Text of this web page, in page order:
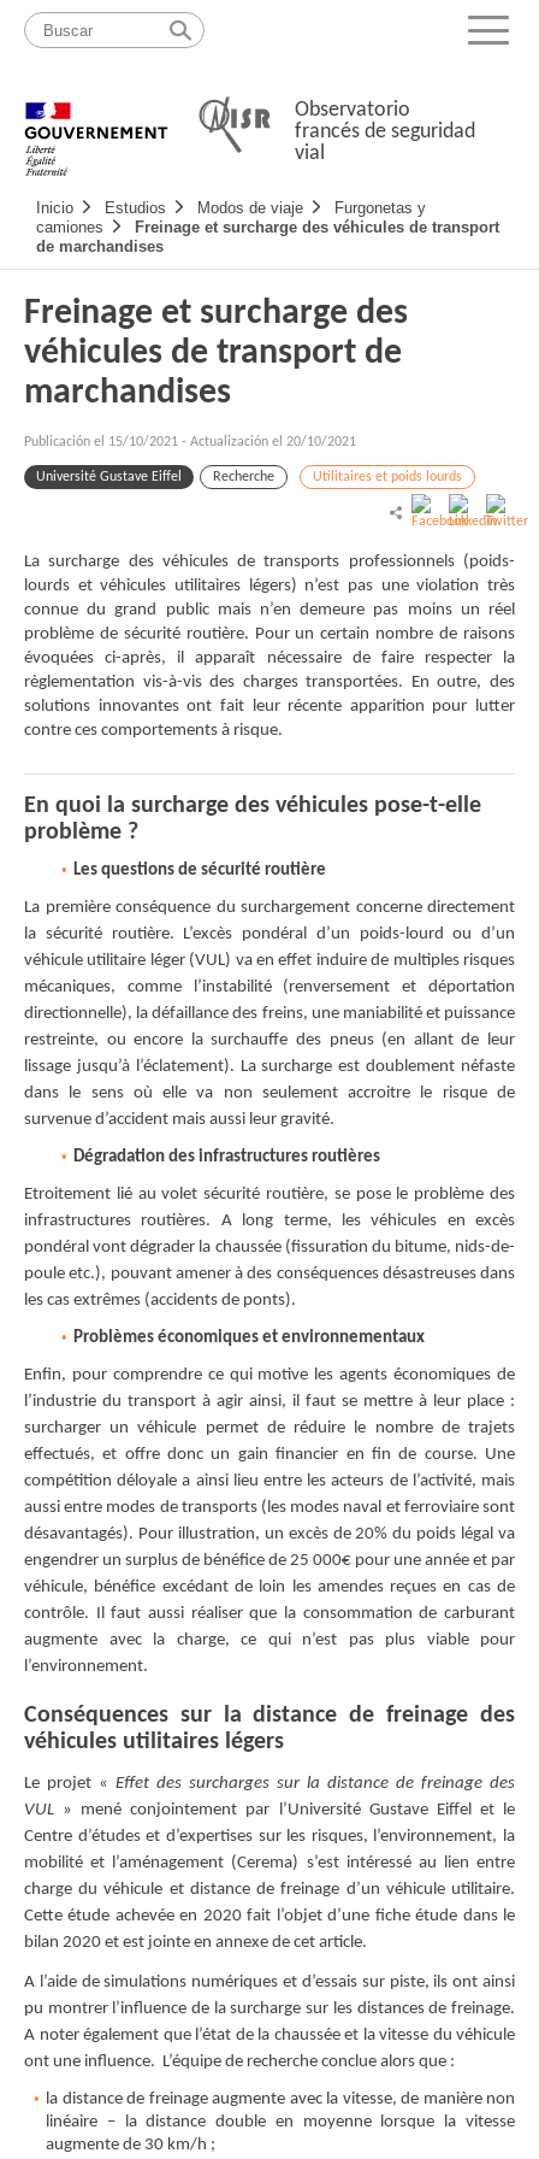
Pasar
contenido
Mapa
web
Menu
Observatorio
francés de seguridad
vial
Navigation
principale
Inicio Estudios Modos de viaje
Furgonetas y
camiones
Freinage et surcharge des véhicules de transport
de marchandises
Freinage et surcharge des
véhicules de transport de
marchandises
Publicación el 15/10/2021 - Actualización el 20/10/2021
Université Gustave Eiffel Recherche Utilitaires et poids lourds
La surcharge des véhicules de transports professionnels (poids-
lourds et véhicules utilitaires légers) n’est pas une violation très
connue du grand public mais n’en demeure pas moins un réel
problème de sécurité routière. Pour un certain nombre de raisons
évoquées ci-après, il apparaît nécessaire de faire respecter la
règlementation vis-à-vis des charges transportées. En outre, des
solutions innovantes ont fait leur récente apparition pour lutter
contre ces comportements à risque.
En quoi la surcharge des véhicules pose-t-elle
problème ?
Les questions de sécurité routière
La première conséquence du surchargement concerne directement
la sécurité routière. L’excès pondéral d’un poids-lourd ou d’un
véhicule utilitaire léger (VUL) va en effet induire de multiples risques
mécaniques, comme l’instabilité (renversement et déportation
directionnelle), la défaillance des freins, une maniabilité et puissance
restreinte, ou encore la surchauffe des pneus (en allant de leur
lissage jusqu’à l’éclatement). La surcharge est doublement néfaste
dans le sens où elle va non seulement accroitre le risque de
survenue d’accident mais aussi leur gravité.
Dégradation des infrastructures routières
Etroitement lié au volet sécurité routière, se pose le problème des
infrastructures routières. A long terme, les véhicules en excès
pondéral vont dégrader la chaussée (fissuration du bitume, nids-de-
poule etc.), pouvant amener à des conséquences désastreuses dans
les cas extrêmes (accidents de ponts).
Problèmes économiques et environnementaux
Enfin, pour comprendre ce qui motive les agents économiques de
l’industrie du transport à agir ainsi, il faut se mettre à leur place :
surcharger un véhicule permet de réduire le nombre de trajets
effectués, et offre donc un gain financier en fin de course. Une
compétition déloyale a ainsi lieu entre les acteurs de l’activité, mais
aussi entre modes de transports (les modes naval et ferroviaire sont
désavantagés). Pour illustration, un excès de 20% du poids légal va
engendrer un surplus de bénéfice de 25 000€ pour une année et par
véhicule, bénéfice excédant de loin les amendes reçues en cas de
contrôle. Il faut aussi réaliser que la consommation de carburant
augmente avec la charge, ce qui n’est pas plus viable pour
l’environnement.
Conséquences sur la distance de freinage des
véhicules utilitaires légers
Le projet « Effet des surcharges sur la distance de freinage des
VUL » mené conjointement par l’Université Gustave Eiffel et le
Centre d’études et d’expertises sur les risques, l’environnement, la
mobilité et l’aménagement (Cerema) s’est intéressé au lien entre
charge du véhicule et distance de freinage d’un véhicule utilitaire.
Cette étude achevée en 2020 fait l’objet d’une fiche étude dans le
bilan 2020 et est jointe en annexe de cet article.
A l’aide de simulations numériques et d’essais sur piste, ils ont ainsi
pu montrer l’influence de la surcharge sur les distances de freinage.
A noter également que l’état de la chaussée et la vitesse du véhicule
ont une influence. L’équipe de recherche conclue alors que :
la distance de freinage augmente avec la vitesse, de manière non
linéaire – la distance double en moyenne lorsque la vitesse
augmente de 30 km/h ;